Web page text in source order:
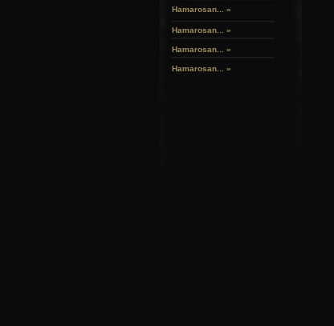
Hamarosan... »
Hamarosan... »
Hamarosan... »
Hamarosan... »